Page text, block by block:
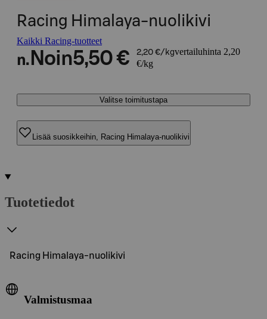
Racing Himalaya-nuolikivi
Kaikki Racing-tuotteet
n. Noin5,50 € 2,20 €/kgvertailuhinta 2,20
€/kg
Valitse toimitustapa
Lisää suosikkeihin, Racing Himalaya-nuolikivi
Tuotetiedot
Racing Himalaya-nuolikivi
Valmistusmaa